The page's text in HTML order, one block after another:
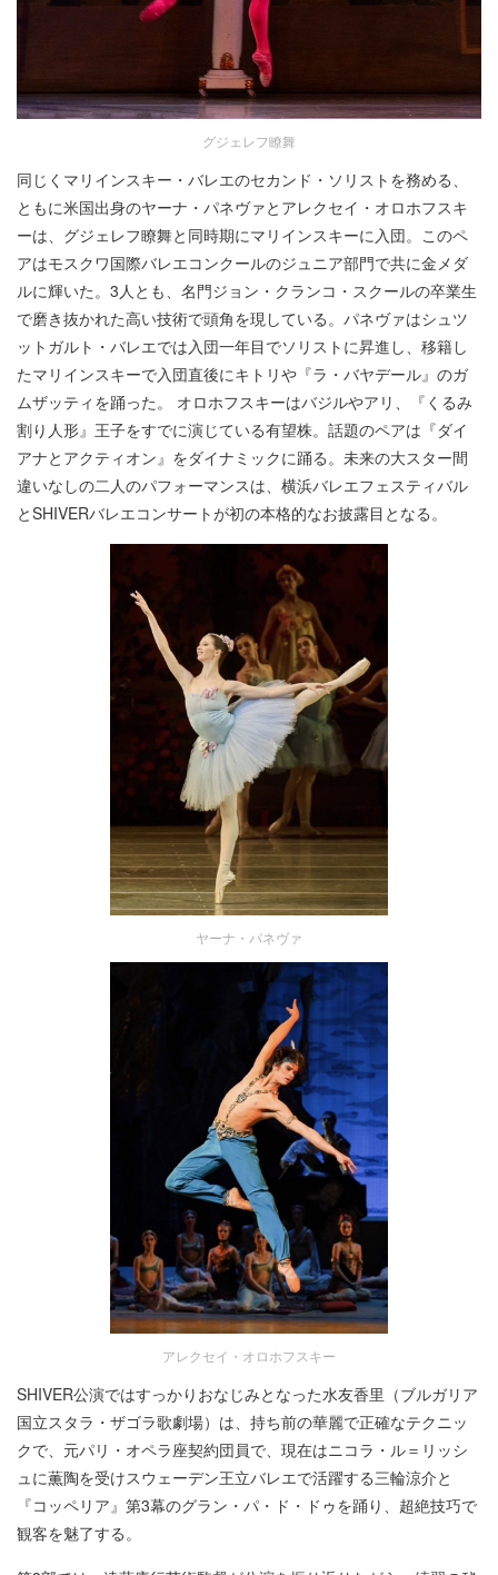
グジェレフ瞭舞
同じくマリインスキー・バレエのセカンド・ソリストを務める、
ともに米国出身のヤーナ・パネヴァとアレクセイ・オロホフスキ
ーは、グジェレフ瞭舞と同時期にマリインスキーに入団。このペ
アはモスクワ国際バレエコンクールのジュニア部門で共に金メダ
ルに輝いた。3人とも、名門ジョン・クランコ・スクールの卒業生
で磨き抜かれた高い技術で頭角を現している。パネヴァはシュツ
ットガルト・バレエでは入団一年目でソリストに昇進し、移籍し
たマリインスキーで入団直後にキトリや『ラ・バヤデール』のガ
ムザッティを踊った。 オロホフスキーはバジルやアリ、『くるみ
割り人形』王子をすでに演じている有望株。話題のペアは『ダイ
アナとアクティオン』をダイナミックに踊る。未来の大スター間
違いなしの二人のパフォーマンスは、横浜バレエフェスティバル
とSHIVERバレエコンサートが初の本格的なお披露目となる。
ヤーナ・パネヴァ
アレクセイ・オロホフスキー
SHIVER公演ではすっかりおなじみとなった水友香里（ブルガリア
国立スタラ・ザゴラ歌劇場）は、持ち前の華麗で正確なテクニッ
クで、元パリ・オペラ座契約団員で、現在はニコラ・ル＝リッシ
ュに薫陶を受けスウェーデン王立バレエで活躍する三輪涼介と
『コッペリア』第3幕のグラン・パ・ド・ドゥを踊り、超絶技巧で
観客を魅了する。